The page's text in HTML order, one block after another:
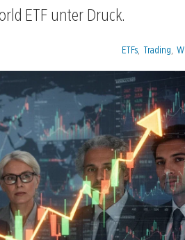
ETF unter Druck.
Kategorien:
ETFs Trading